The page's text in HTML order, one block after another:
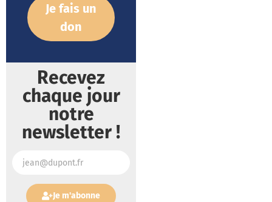
Je fais un
don
Recevez
chaque jour
notre
newsletter !
Je m'abonne